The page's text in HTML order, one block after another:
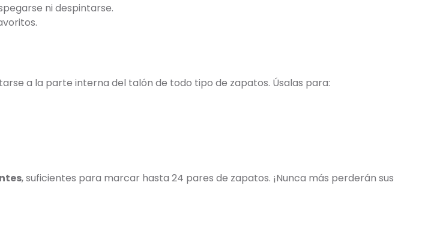
ni despintarse.
a la parte interna del talón de todo tipo de zapatos. Úsalas para:
, suficientes para marcar hasta 24 pares de zapatos. ¡Nunca más perderán sus